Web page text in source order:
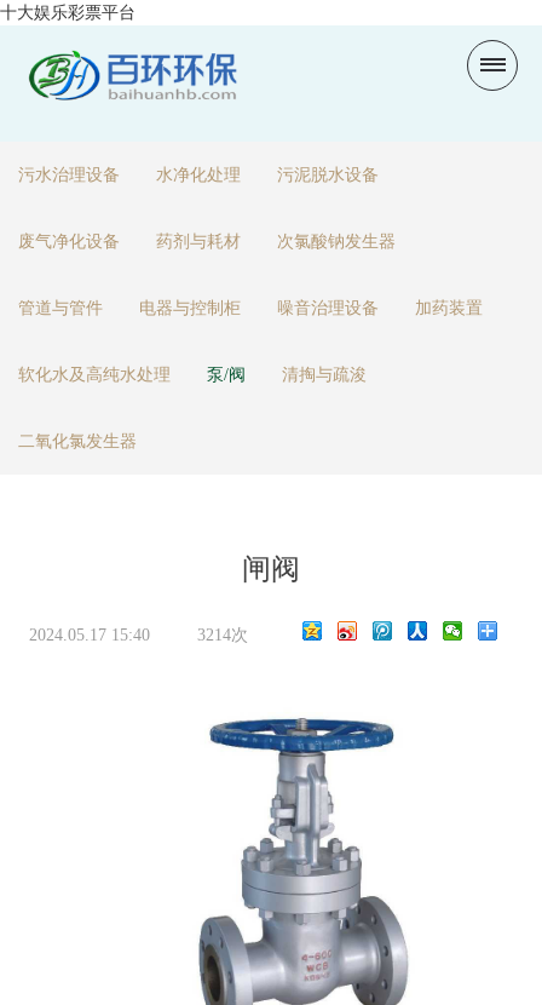
十大娱乐彩票平台
污水治理设备 水净化处理 污泥脱水设备
废气净化设备 药剂与耗材 次氯酸钠发生器
管道与管件 电器与控制柜 噪音治理设备 加药装置
软化水及高纯水处理 泵/阀 清掏与疏浚
二氧化氯发生器
闸阀
2024.05.17 15:40 3214次